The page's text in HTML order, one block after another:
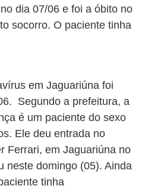
dia 07/06 e foi a óbito no
socorro. O paciente tinha
em Jaguariúna foi
Segundo a prefeitura, a
é um paciente do sexo
Ele deu entrada no
Ferrari, em Jaguariúna no
neste domingo (05). Ainda
tinha